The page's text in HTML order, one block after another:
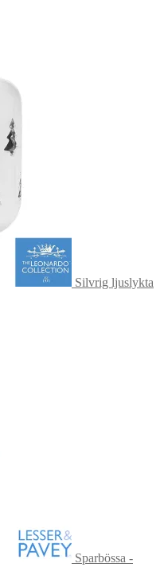
Silvrig ljuslykta
Sparbössa -